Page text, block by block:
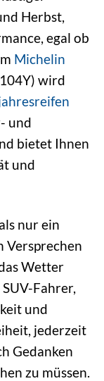
Herbst,
egal ob
Michelin
wird
und
bietet Ihnen
und
nur ein
Versprechen
Wetter
Fahrer,
und
jederzeit
Gedanken
zu müssen.